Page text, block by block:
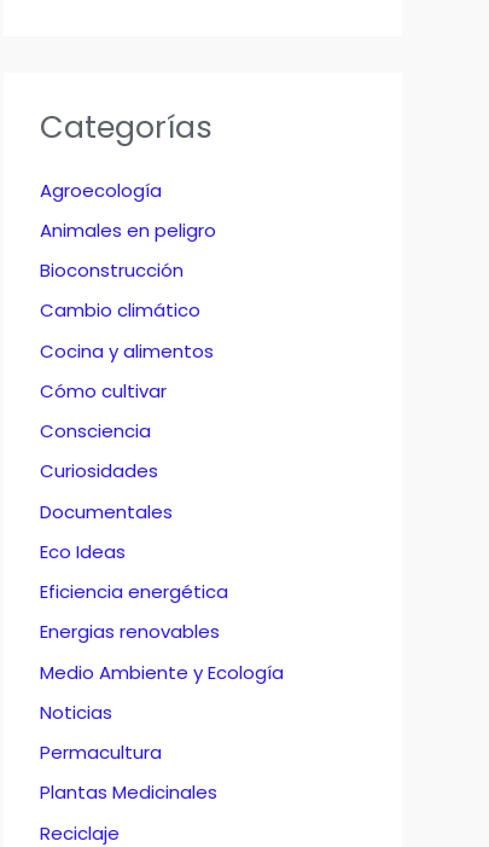
Categorías
Agroecología
Animales en peligro
Bioconstrucción
Cambio climático
Cocina y alimentos
Cómo cultivar
Consciencia
Curiosidades
Documentales
Eco Ideas
Eficiencia energética
Energias renovables
Medio Ambiente y Ecología
Noticias
Permacultura
Plantas Medicinales
Reciclaje